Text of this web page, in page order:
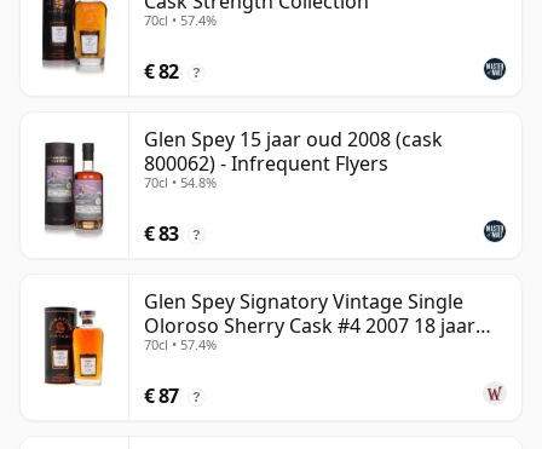
70cl • 57.4%
€ 82 ?
Glen Spey 15 jaar oud 2008 (cask
800062) - Infrequent Flyers
70cl • 54.8%
€ 83 ?
Glen Spey Signatory Vintage Single
Oloroso Sherry Cask #4 2007 18 jaar
oud
70cl • 57.4%
€ 87 ?